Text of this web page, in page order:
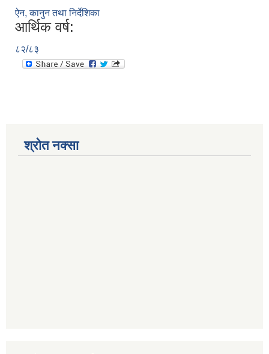
ऐन, कानुन तथा निर्देशिका
आर्थिक वर्ष:
८२/८३
श्रोत नक्सा